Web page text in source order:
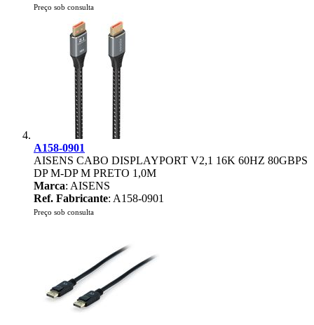
Preço sob consulta
A158-0901
AISENS CABO DISPLAYPORT V2,1 16K 60HZ 80GBPS
DP M-DP M PRETO 1,0M
Marca: AISENS
Ref. Fabricante: A158-0901
Preço sob consulta